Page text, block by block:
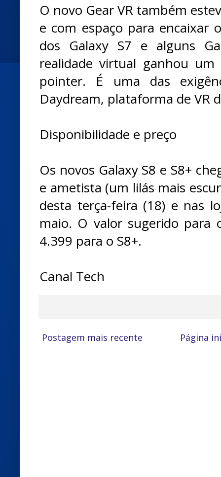
O novo Gear VR também
e com espaço para encaixar
dos Galaxy S7 e alguns
realidade virtual ganhou
pointer. É uma das
Daydream, plataforma de VR
Disponibilidade e preço
Os novos Galaxy S8 e S8+
e ametista (um lilás mais
desta terça-feira (18) e nas
maio. O valor sugerido para
4.399 para o S8+.
Canal Tech
Postagem mais recente Página